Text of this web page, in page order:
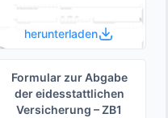
herunterladen
Formular zur Abgabe
der eides­stattlichen
Versicherung – ZB1